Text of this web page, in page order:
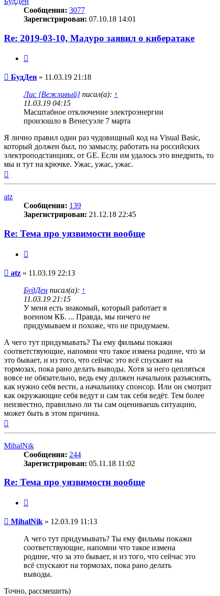
Сообщения: 3077
Зарегистрирован: 07.10.18 14:01
Re: 2019-03-10, Мадуро заявил о кибератаке
Сообщение
БудДен » 11.03.19 21:18
Лис [Вежливый] писал(а): ↑
11.03.19 04:15
Масштабное отключение электроэнергии
произошло в Венесуэле 7 марта
Я лично правил один раз чудовищный код на Visual Basic,
который должен был, по замыслу, работать на российских
электроподстанциях, от GE. Если им удалось это внедрить, то
мы и тут на крючке. Ужас, ужас, ужас.
atz
Сообщения: 139
Зарегистрирован: 21.12.18 22:45
Re: Тема про уязвимости вообще
Сообщение
atz » 11.03.19 22:13
БудДен писал(а): ↑
11.03.19 21:15
У меня есть знакомый, который работает в
военном КБ. ... Правда, мы ничего не
придумываем и похоже, что не придумаем.
А чего тут придумывать? Ты ему фильмы покажи
соответствующие, напомни что такое измена родине, что за
это бывает, и из того, что сейчас это всё спускают на
тормозах, пока рано делать выводы. Хотя за него цепляться
вовсе не обязательно, ведь ему должен начальник разъяснять,
как нужно себя вести, а начальнику спонсор. Или он смотрит
как окружающие себя ведут и сам так себя ведёт. Тем более
неизвестно, правильно ли ты сам оцениваешь ситуацию,
может быть в этом причина.
MihalNik
Сообщения: 244
Зарегистрирован: 05.11.18 11:02
Re: Тема про уязвимости вообще
Сообщение
MihalNik » 12.03.19 11:13
А чего тут придумывать? Ты ему фильмы покажи
соответствующие, напомни что такое измена
родине, что за это бывает, и из того, что сейчас это
всё спускают на тормозах, пока рано делать
выводы.
Точно, рассмешить)